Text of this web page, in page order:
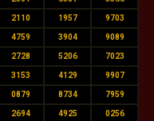
2110 1957 9703
4759 3904 9089
2728 5206 7023
3153 4129 9907
0879 8734 7959
2694 4925 0256